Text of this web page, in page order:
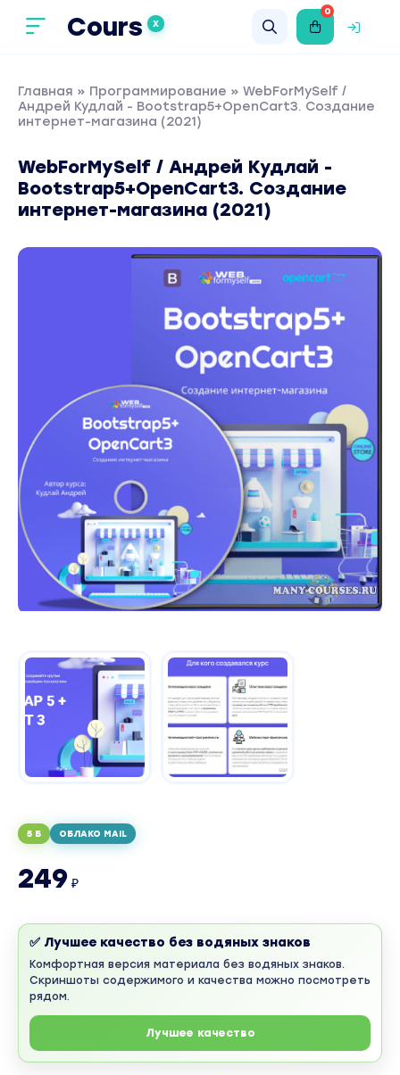
Cours X
0
Главная » Программирование » WebForMySelf /
Андрей Кудлай - Bootstrap5+OpenCart3. Создание
интернет-магазина (2021)
WebForMySelf / Андрей Кудлай -
Bootstrap5+OpenCart3. Создание
интернет-магазина (2021)
5 Б ОБЛАКО MAIL
249 ₽
✅ Лучшее качество без водяных знаков
Комфортная версия материала без водяных знаков.
Скриншоты содержимого и качества можно посмотреть
рядом.
Лучшее качество